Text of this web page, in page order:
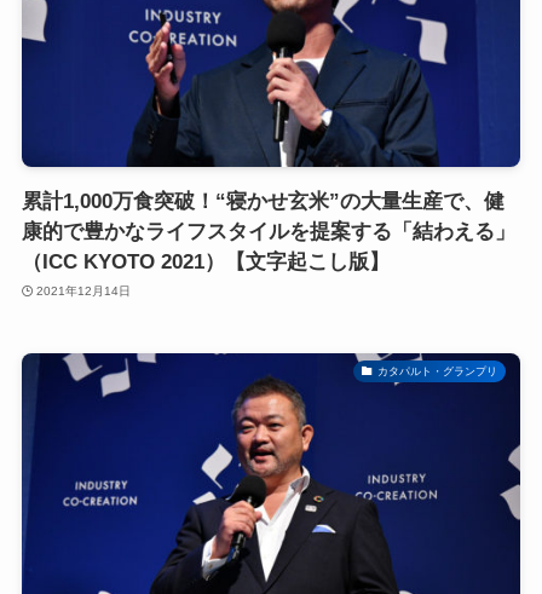
累計1,000万食突破！“寝かせ玄米”の大量生産で、健
康的で豊かなライフスタイルを提案する「結わえる」
（ICC KYOTO 2021）【文字起こし版】
2021年12月14日
カタパルト・グランプリ